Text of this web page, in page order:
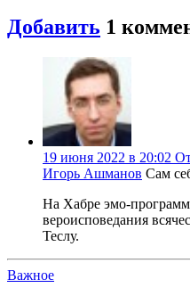
Добавить 1
19 июня 2022 в 20:02
Игорь Ашманов Сам
На Хабре эмо-
вероисповедания
Теслу.
Важное